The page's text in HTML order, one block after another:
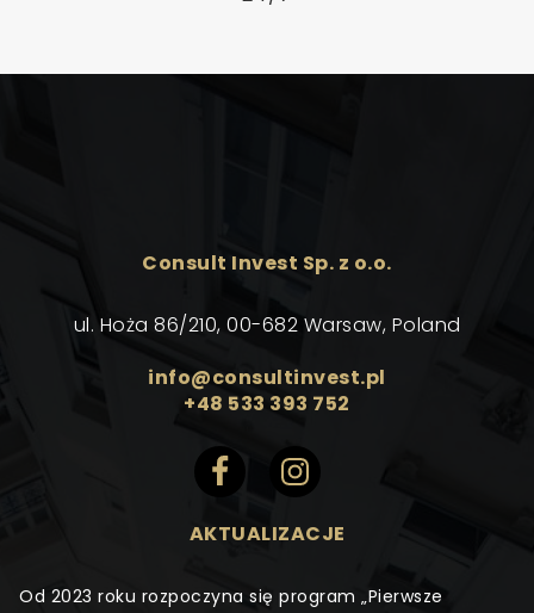
Consult Invest Sp. z o.o.
ul. Hoża 86/210, 00-682 Warsaw, Poland
info@consultinvest.pl
+48 533 393 752
AKTUALIZACJE
Od 2023 roku rozpoczyna się program „Pierwsze